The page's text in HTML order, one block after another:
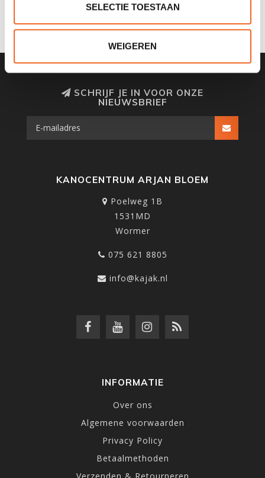
SELECTIE TOESTAAN
WEIGEREN
JE BEOORDELING TOEVOEGEN
SCHRIJF JE IN VOOR ONZE
NIEUWSBRIEF
KANOCENTRUM ARJAN BLOEM
Poelweg 1B
1531MD
Wormer
075 621 8805
info@kajak.nl
INFORMATIE
Over ons
Algemene voorwaarden
Privacy Policy
Betaalmethoden